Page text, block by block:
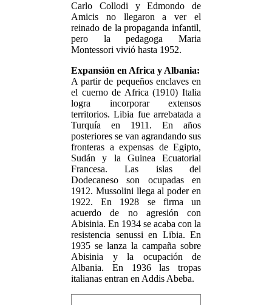
Carlo Collodi y Edmondo de
Amicis no llegaron a ver el
reinado de la propaganda infantil,
pero la pedagoga Maria
Montessori vivió hasta 1952.
Expansión en Africa y Albania:
A partir de pequeños enclaves en
el cuerno de Africa (1910) Italia
logra incorporar extensos
territorios. Libia fue arrebatada a
Turquía en 1911. En años
posteriores se van agrandando sus
fronteras a expensas de Egipto,
Sudán y la Guinea Ecuatorial
Francesa. Las islas del
Dodecaneso son ocupadas en
1912. Mussolini llega al poder en
1922. En 1928 se firma un
acuerdo de no agresión con
Abisinia. En 1934 se acaba con la
resistencia senussi en Libia. En
1935 se lanza la campaña sobre
Abisinia y la ocupación de
Albania. En 1936 las tropas
italianas entran en Addis Abeba.